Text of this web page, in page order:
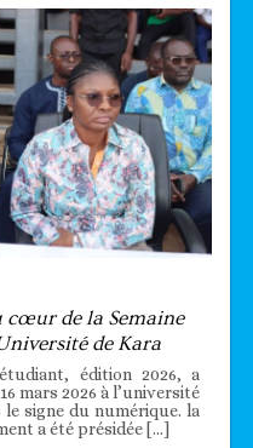
cœur de la Semaine
de Kara
édition 2026, a
mars 2026 à l’université
signe du numérique. la
a été présidée […]